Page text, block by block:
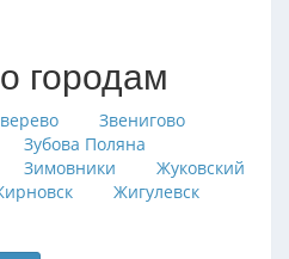
городам
Звенигово
Зубова Поляна
Зимовники
Жуковский
Жигулевск